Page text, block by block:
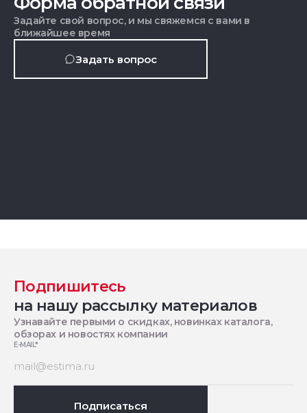
Задайте свой вопрос, и мы свяжемся с вами в
ближайшее время
Задать вопрос
Подпишитесь
на нашу рассылку материалов
Узнавайте первыми о скидках, новинках каталога,
обзорах и новостях компании
E-MAIL*
Подписаться